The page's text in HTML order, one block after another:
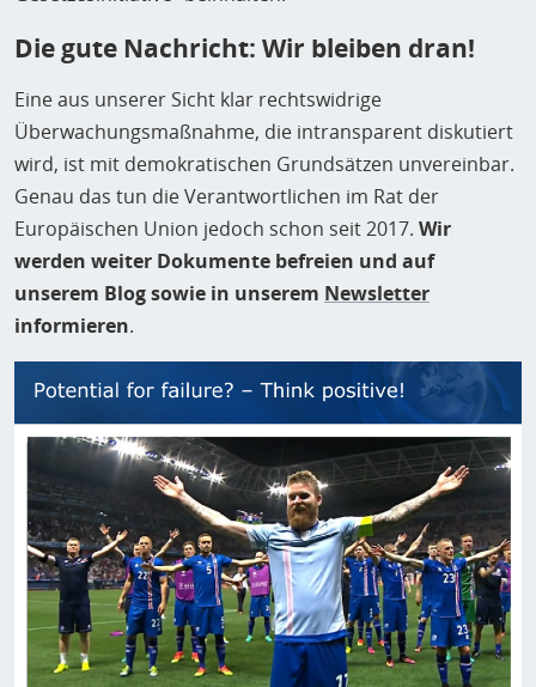
Die gute Nachricht: Wir bleiben dran!
Eine aus unserer Sicht klar rechtswidrige
Überwachungsmaßnahme, die intransparent diskutiert
wird, ist mit demokratischen Grundsätzen unvereinbar.
Genau das tun die Verantwortlichen im Rat der
Europäischen Union jedoch schon seit 2017. Wir
werden weiter Dokumente befreien und auf
unserem Blog sowie in unserem Newsletter
informieren.